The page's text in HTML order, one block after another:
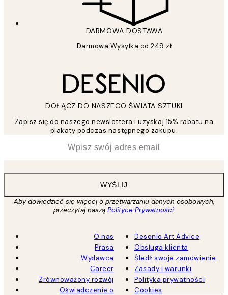
DARMOWA DOSTAWA
Darmowa Wysyłka od 249 zł
DOŁĄCZ DO NASZEGO ŚWIATA SZTUKI
Zapisz się do naszego newslettera i uzyskaj 15% rabatu na
plakaty podczas następnego zakupu.
WYŚLIJ
Aby dowiedzieć się więcej o przetwarzaniu danych osobowych,
przeczytaj naszą Polityce Prywatności.
O nas
Prasa
Wydawca
Career
Zrównoważony rozwój
Oświadczenie o
Desenio Art Advice
Obsługa klienta
Śledź swoje zamówienie
Zasady i warunki
Polityka prywatności
Cookies